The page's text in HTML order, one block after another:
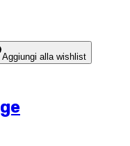
Aggiungi alla wishlist